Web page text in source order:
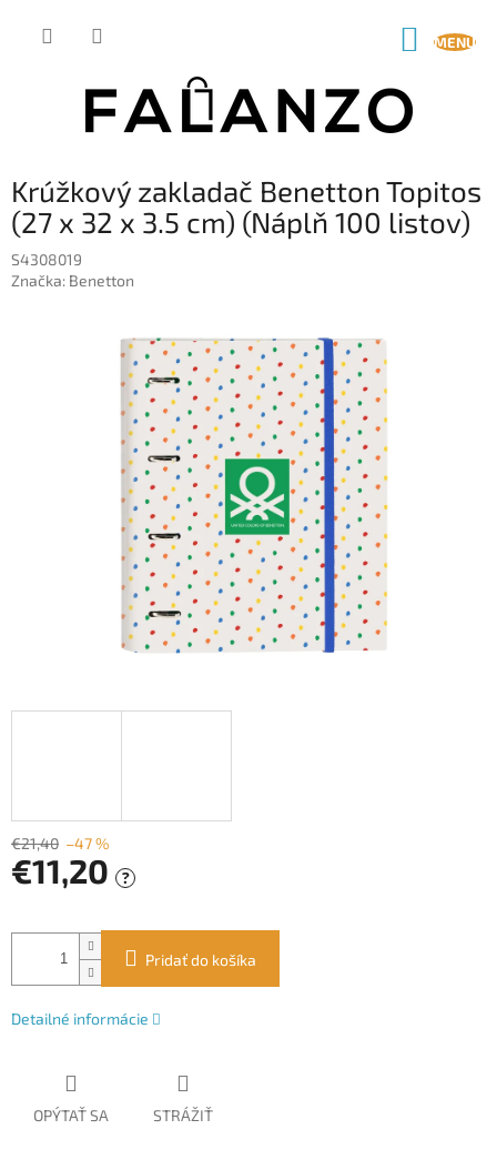
Krúžkový zakladač Benetton Topitos
(27 x 32 x 3.5 cm) (Náplň 100 listov)
S4308019
Značka: Benetton
€21,40 –47 %
€11,20 ?
cena:
Pridať do košíka
Detailné informácie
OPÝTAŤ SA STRÁŽIŤ